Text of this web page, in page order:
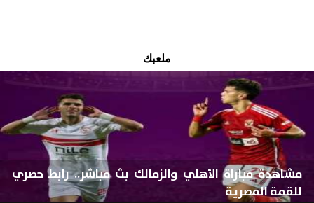
ملعبك
مشاهدة مباراة الأهلي والزمالك بث مباشر.. رابط حصري
للقمة المصرية